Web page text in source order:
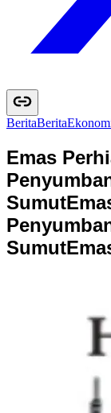
BeritaBerita
Emas
Sumut
SumutEma